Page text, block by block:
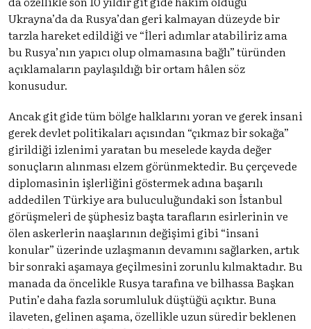
Ukrayna’da da Rusya’dan geri kalmayan düzeyde bir
tarzla hareket edildiği ve “İleri adımlar atabiliriz ama
bu Rusya’nın yapıcı olup olmamasına bağlı” türünden
açıklamaların paylaşıldığı bir ortam hâlen söz
konusudur.
Ancak git gide tüm bölge halklarını yoran ve gerek insani
gerek devlet politikaları açısından “çıkmaz bir sokağa”
girildiği izlenimi yaratan bu meselede kayda değer
sonuçların alınması elzem görünmektedir. Bu çerçevede
diplomasinin işlerliğini göstermek adına başarılı
addedilen Türkiye ara buluculuğundaki son İstanbul
görüşmeleri de şüphesiz başta tarafların esirlerinin ve
ölen askerlerin naaşlarının değişimi gibi “insani
konular” üzerinde uzlaşmanın devamını sağlarken, artık
bir sonraki aşamaya geçilmesini zorunlu kılmaktadır. Bu
manada da öncelikle Rusya tarafına ve bilhassa Başkan
Putin’e daha fazla sorumluluk düştüğü açıktır. Buna
ilaveten, gelinen aşama, özellikle uzun süredir beklenen